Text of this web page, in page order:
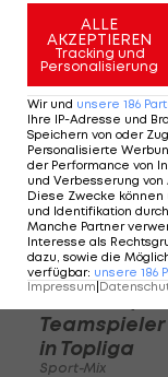
Mehr
in Topliga
Sport-Mix
ALLE
AKZEPTIEREN
Tracking und
Personalisierung
Wir und unsere 186
Ihre IP-Adresse und
Speichern von oder
Personalisierte
der Performance von
und Verbesserung
Diese Zwecke
und Identifikation
Manche Partner
Interesse als
dazu, sowie die
verfügbar: unsere 186
Impressum